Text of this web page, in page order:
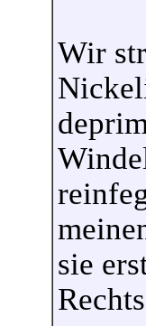
Wir
sie